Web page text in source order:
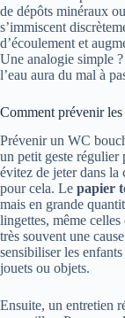
de dépôts minéraux
s’immiscent
d’écoulement et
Une analogie simple
l’eau aura du mal à
Comment prévenir
Prévenir un WC
un petit geste régulier
évitez de jeter dans la
pour cela. Le papier
mais en grande
lingettes, même
très souvent une
sensibiliser les
jouets ou objets.
Ensuite, un entretien